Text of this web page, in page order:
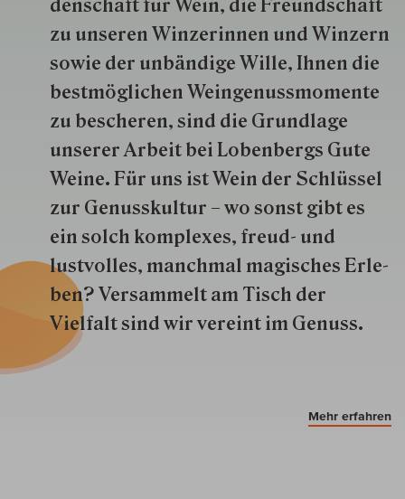
den­schaft für Wein, die Freund­schaft
zu unseren Win­zer­innen und Win­zern
so­wie der un­bän­dige Wille, Ihnen die
best­mög­lich­en Wein­genuss­momente
zu besche­ren, sind die Grund­lage
unserer Arbeit bei Lobenbergs Gute
Weine. Für uns ist Wein der Schlüs­sel
zur Genuss­kultur – wo sonst gibt es
ein solch kom­plexes, freud- und
lustvolles, manchmal ma­gisch­es Er­le­
ben? Versammelt am Tisch der
Vielfalt sind wir ver­eint im Genuss.
Mehr erfahren